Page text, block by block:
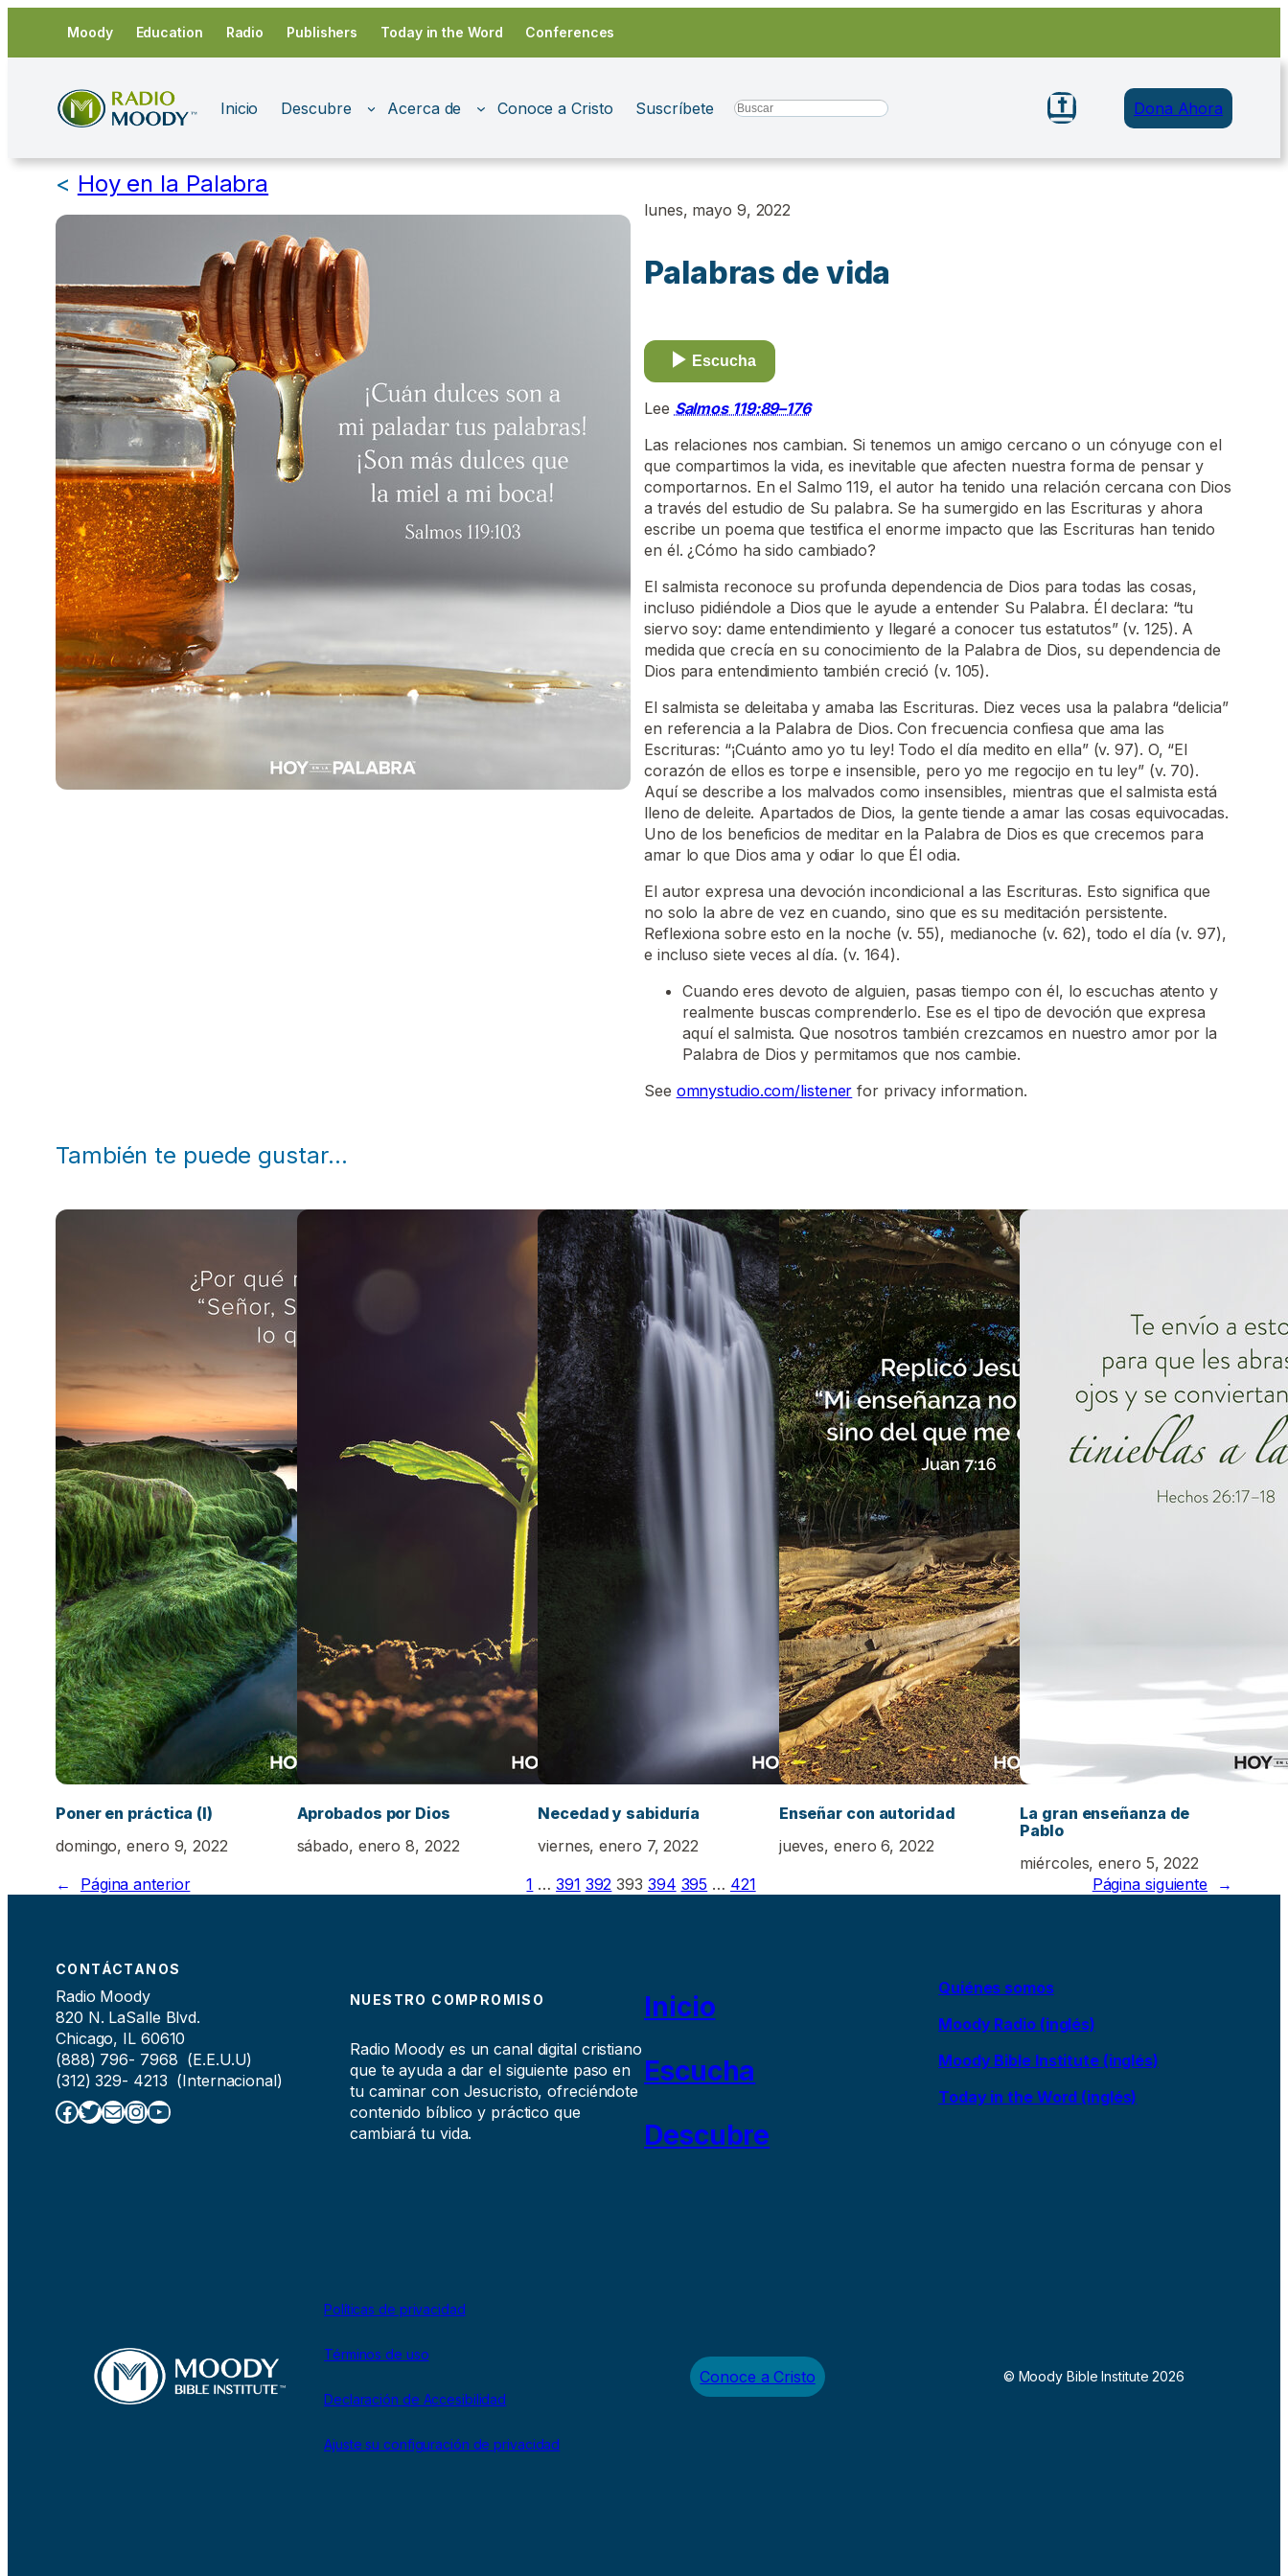
contenido
Moody Education Radio Publishers Today in the Word Conferences
Inicio Descubre Acerca de Conoce a Cristo Suscríbete Search Dona Ahora
< Hoy en la Palabra
lunes, mayo 9, 2022
Palabras de vida
Escucha
Lee Salmos 119:89–176
Las relaciones nos cambian. Si tenemos un amigo cercano o un cónyuge con el
que compartimos la vida, es inevitable que afecten nuestra forma de pensar y
comportarnos. En el Salmo 119, el autor ha tenido una relación cercana con Dios
a través del estudio de Su palabra. Se ha sumergido en las Escrituras y ahora
escribe un poema que testifica el enorme impacto que las Escrituras han tenido
en él. ¿Cómo ha sido cambiado?
El salmista reconoce su profunda dependencia de Dios para todas las cosas,
incluso pidiéndole a Dios que le ayude a entender Su Palabra. Él declara: “tu
siervo soy: dame entendimiento y llegaré a conocer tus estatutos” (v. 125). A
medida que crecía en su conocimiento de la Palabra de Dios, su dependencia de
Dios para entendimiento también creció (v. 105).
El salmista se deleitaba y amaba las Escrituras. Diez veces usa la palabra “delicia”
en referencia a la Palabra de Dios. Con frecuencia confiesa que ama las
Escrituras: “¡Cuánto amo yo tu ley! Todo el día medito en ella” (v. 97). O, “El
corazón de ellos es torpe e insensible, pero yo me regocijo en tu ley” (v. 70).
Aquí se describe a los malvados como insensibles, mientras que el salmista está
lleno de deleite. Apartados de Dios, la gente tiende a amar las cosas equivocadas.
Uno de los beneficios de meditar en la Palabra de Dios es que crecemos para
amar lo que Dios ama y odiar lo que Él odia.
El autor expresa una devoción incondicional a las Escrituras. Esto significa que
no solo la abre de vez en cuando, sino que es su meditación persistente.
Reflexiona sobre esto en la noche (v. 55), medianoche (v. 62), todo el día (v. 97),
e incluso siete veces al día. (v. 164).
Cuando eres devoto de alguien, pasas tiempo con él, lo escuchas atento y
realmente buscas comprenderlo. Ese es el tipo de devoción que expresa
aquí el salmista. Que nosotros también crezcamos en nuestro amor por la
Palabra de Dios y permitamos que nos cambie.
See omnystudio.com/listener for privacy information.
También te puede gustar…
Poner en práctica (I)
domingo, enero 9, 2022
Aprobados por Dios
sábado, enero 8, 2022
Necedad y sabiduría
viernes, enero 7, 2022
Enseñar con autoridad
jueves, enero 6, 2022
La gran enseñanza de
Pablo
miércoles, enero 5, 2022
←
Página anterior 1 … 391 392 393 394 395 … 421 Página siguiente →
CONTÁCTANOS
Radio Moody
820 N. LaSalle Blvd.
Chicago, IL 60610
(888) 796- 7968 (E.E.U.U)
(312) 329- 4213 (Internacional)
Facebook Twitter Correo electrónico InstagramYouTube
NUESTRO COMPROMISO
Radio Moody es un canal digital cristiano
que te ayuda a dar el siguiente paso en
tu caminar con Jesucristo, ofreciéndote
contenido bíblico y práctico que
cambiará tu vida.
Inicio
Escucha
Descubre
Quiénes somos
Moody Radio (inglés)
Moody Bible Institute (inglés)
Today in the Word (inglés)
Políticas de privacidad
Términos de uso
Declaración de Accesibilidad
Ajuste su configuración de privacidad
Conoce a Cristo © Moody Bible Institute 2026